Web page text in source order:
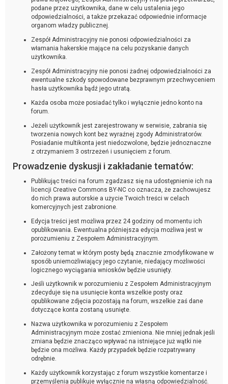
podane przez użytkownika, dane w celu ustalenia jego
odpowiedzialności, a także przekazać odpowiednie informacje
organom władzy publicznej.
Zespół Administracyjny nie ponosi odpowiedzialności za
włamania hakerskie mające na celu pozyskanie danych
użytkownika.
Zespół Administracyjny nie ponosi żadnej odpowiedzialności za
ewentualne szkody spowodowane bezprawnym przechwyceniem
hasła użytkownika bądź jego utratą.
Każda osoba może posiadać tylko i wyłącznie jedno konto na
forum.
Jeżeli użytkownik jest zarejestrowany w serwisie, zabrania się
tworzenia nowych kont bez wyraźnej zgody Administratorów.
Posiadanie multikonta jest niedozwolone, będzie jednoznaczne
z otrzymaniem 3 ostrzeżeń i usunięciem z forum.
Prowadzenie dyskusji i zakładanie tematów:
Publikując treści na forum zgadzasz się na udostępnienie ich na
licencji Creative Commons BY-NC co oznacza, że zachowujesz
do nich prawa autorskie a użycie Twoich treści w celach
komercyjnych jest zabronione.
Edycja treści jest możliwa przez 24 godziny od momentu ich
opublikowania. Ewentualna późniejsza edycja możliwa jest w
porozumieniu z Zespołem Administracyjnym.
Założony temat w którym posty będą znacznie zmodyfikowane w
sposób uniemożliwiający jego czytanie, niedający możliwości
logicznego wyciągania wniosków będzie usunięty.
Jeśli użytkownik w porozumieniu z Zespołem Administracyjnym
zdecyduje się na usunięcie konta wszelkie posty oraz
opublikowane zdjęcia pozostają na forum, wszelkie zaś dane
dotyczące konta zostaną usunięte.
Nazwa użytkownika w porozumieniu z Zespołem
Administracyjnym może zostać zmieniona. Nie mniej jednak jeśli
zmiana będzie znacząco wpływać na istniejące już wątki nie
będzie ona możliwa. Każdy przypadek będzie rozpatrywany
odrębnie.
Każdy użytkownik korzystając z forum wszystkie komentarze i
przemyślenia publikuje wyłącznie na własną odpowiedzialność.